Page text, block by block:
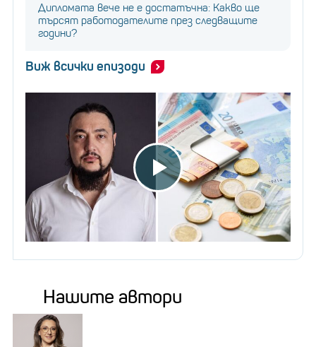
Дипломата вече не е достатъчна: Какво ще
търсят работодателите през следващите
години?
Виж всички епизоди
Нашите автори